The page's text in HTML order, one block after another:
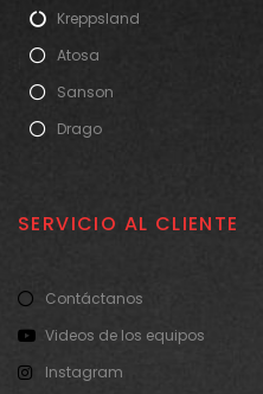
Kreppsland
Atosa
Sanson
Drago
SERVICIO AL CLIENTE
Contáctanos
Videos de los equipos
Instagram